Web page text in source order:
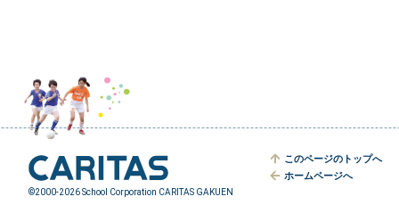
©2000-2026 School Corporation CARITAS GAKUEN
このページの トップへ
ホームページへ